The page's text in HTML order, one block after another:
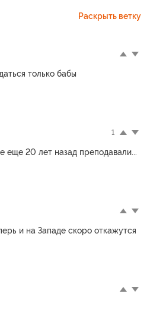
Раскрыть ветку
только бабы
1
еще 20 лет назад преподавали...
и на Западе скоро откажутся